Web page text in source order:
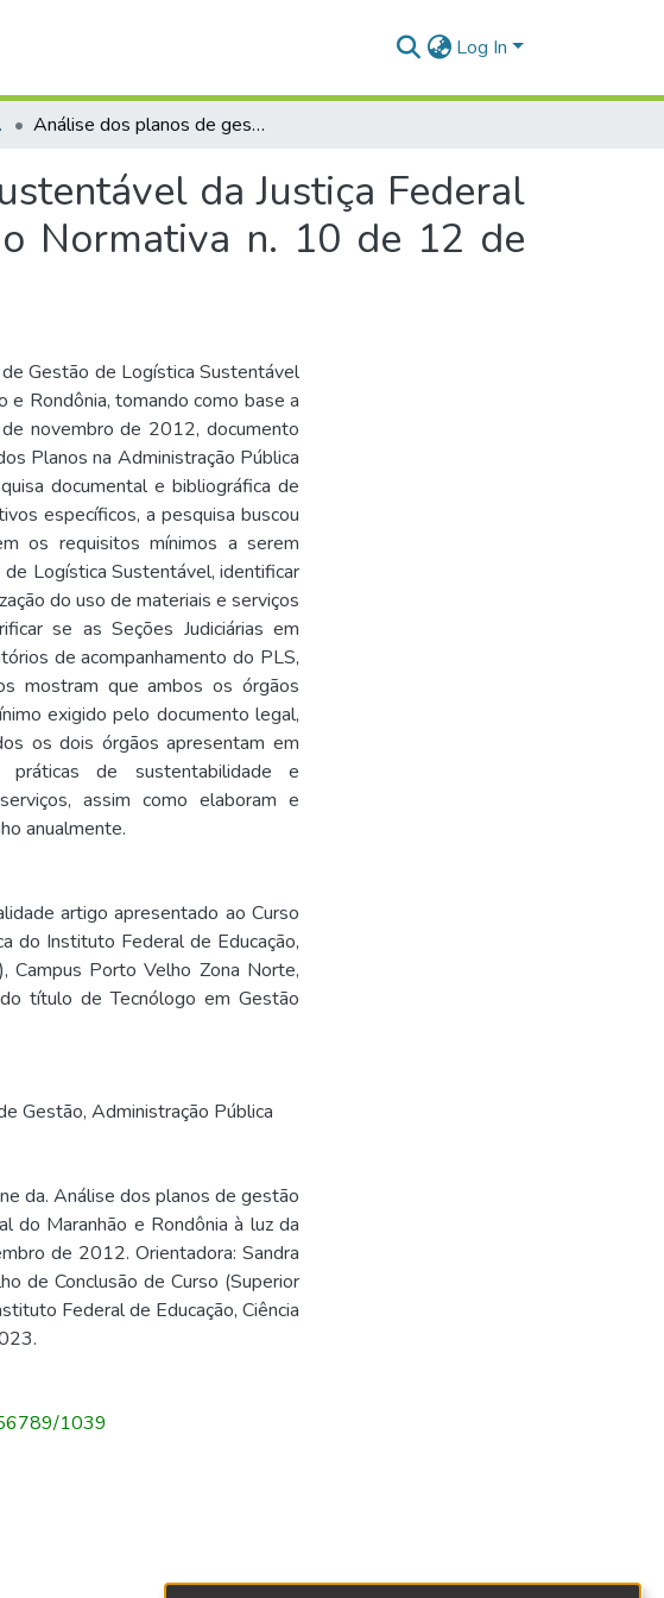
Log In
Análise dos planos de gestão de logística sustentável da Justiça Federal do Maranhão e Rondônia à luz da Instrução Normativa n. 10 de 12 de novembro de 2012
da Justiça Federal
Normativa n. 10 de 12 de
Gestão de Logística Sustentável
e Rondônia, tomando como base a
novembro de 2012, documento
Planos na Administração Pública
documental e bibliográfica de
específicos, a pesquisa buscou
os requisitos mínimos a serem
Logística Sustentável, identificar
do uso de materiais e serviços
se as Seções Judiciárias em
de acompanhamento do PLS,
mostram que ambos os órgãos
exigido pelo documento legal,
os dois órgãos apresentam em
de sustentabilidade e
assim como elaboram e
anualmente.
artigo apresentado ao Curso
do Instituto Federal de Educação,
Campus Porto Velho Zona Norte,
título de Tecnólogo em Gestão
Gestão, Administração Pública
da. Análise dos planos de gestão
do Maranhão e Rondônia à luz da
de 2012. Orientadora: Sandra
de Conclusão de Curso (Superior
Federal de Educação, Ciência
1039